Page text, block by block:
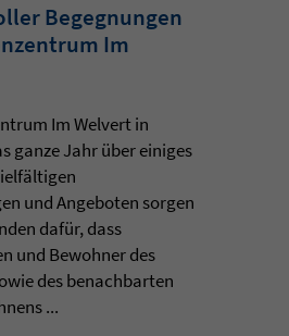
Begegnungen
Im
Im Welvert in
ganze Jahr über einiges
und Angeboten sorgen
dafür, dass
und Bewohner des
des benachbarten
...